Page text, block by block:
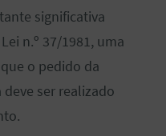
significativa
n.º 37/1981, uma
o pedido da
ser realizado